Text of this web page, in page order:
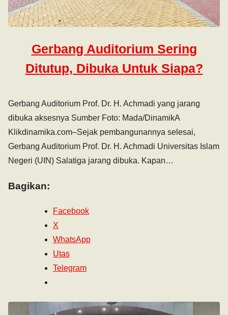
Gerbang Auditorium Sering
Ditutup, Dibuka Untuk Siapa?
Gerbang Auditorium Prof. Dr. H. Achmadi yang jarang
dibuka aksesnya Sumber Foto: Mada/DinamikA
Klikdinamika.com–Sejak pembangunannya selesai,
Gerbang Auditorium Prof. Dr. H. Achmadi Universitas Islam
Negeri (UIN) Salatiga jarang dibuka. Kapan…
Bagikan:
Facebook
X
WhatsApp
Utas
Telegram